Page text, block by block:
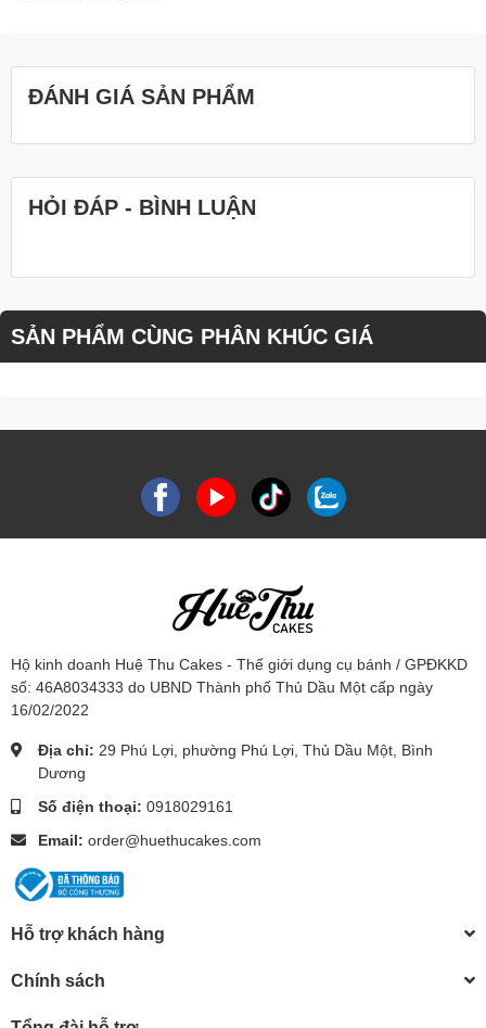
ĐÁNH GIÁ SẢN PHẨM
HỎI ĐÁP - BÌNH LUẬN
SẢN PHẨM CÙNG PHÂN KHÚC GIÁ
Hộ kinh doanh Huệ Thu Cakes - Thế giới dụng cụ bánh / GPĐKKD
số: 46A8034333 do UBND Thành phố Thủ Dầu Một cấp ngày
16/02/2022
Địa chỉ: 29 Phú Lợi, phường Phú Lợi, Thủ Dầu Một, Bình
Dương
Số điện thoại: 0918029161
Email: order@huethucakes.com
Hỗ trợ khách hàng
Chính sách